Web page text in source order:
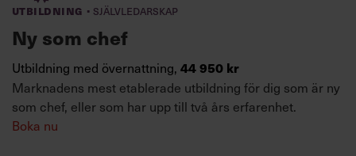
Utbildning · Självledarskap
Ny som chef
Utbildning med övernattning, 44 950 kr
Marknadens mest etablerade utbildning för dig som är ny
som chef, eller som har upp till två års erfarenhet.
Boka nu